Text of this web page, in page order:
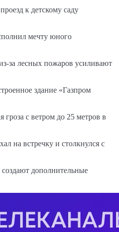
к детскому саду
мечту юного
за лесных пожаров усиливают
здание «Газпром
с ветром до 25 метров в
на встречку и столкнулся с
дополнительные